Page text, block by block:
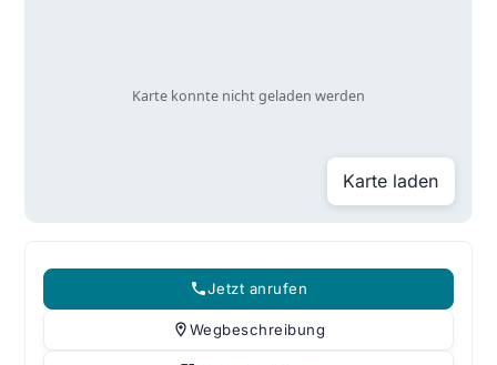
Karte laden
Jetzt anrufen
Wegbeschreibung